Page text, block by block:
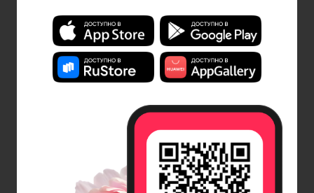
красоту пионов. Зеленые листья придадут
букету свежести и легкости, делая его ещё
более привлекательным.
Пионы и лилии. Лилии могут стать
пионам. Они добавляют нотку экзотики и
создают эффектные контрасты в текстуре и
Создание гармоничных композиций с кустовыми
пионами — искусство, которое можно развивать с